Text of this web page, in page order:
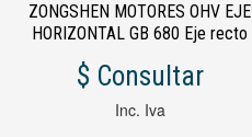
ZONGSHEN MOTORES OHV EJE
HORIZONTAL GB 680 Eje recto
$ Consultar
Inc. Iva